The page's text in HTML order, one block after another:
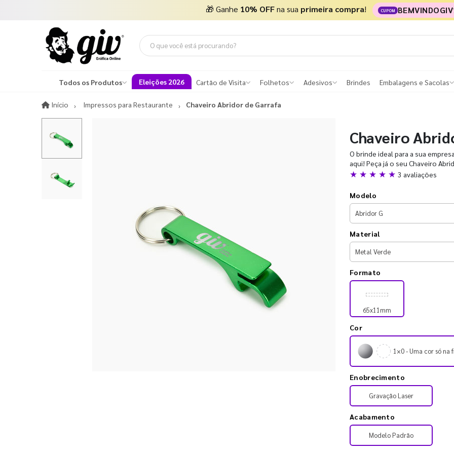
🎁 Ganhe 10% OFFna sua primeira compra! CUPOM
Todos os Produtos Eleições 2026 Cartão de Visita Folhetos Adesivos Brindes Embalagens e Sacolas
Início InícioImpressos para Restaurante Chaveiro Abridor de Garrafa
Chaveiro
O brinde ideal para a sua
aqui! Peça já o seu Chaveiro
★ ★ ★ ★ ★ 3 avaliações
Modelo
Material
Formato
65x11mm
Cor
1×0 - Uma cor só na
Enobrecimento
Gravação Laser
Acabamento
Modelo Padrão